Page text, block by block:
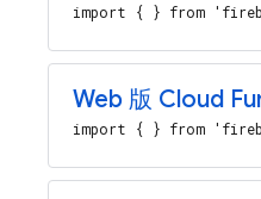
import { } from
Web 版 Cloud
import { } from